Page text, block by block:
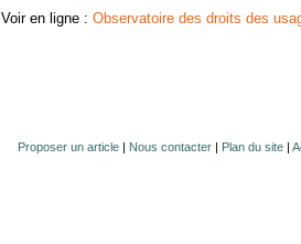
Voir en ligne : Observatoire des droits des
Proposer un article | Nous contacter | Plan du site |